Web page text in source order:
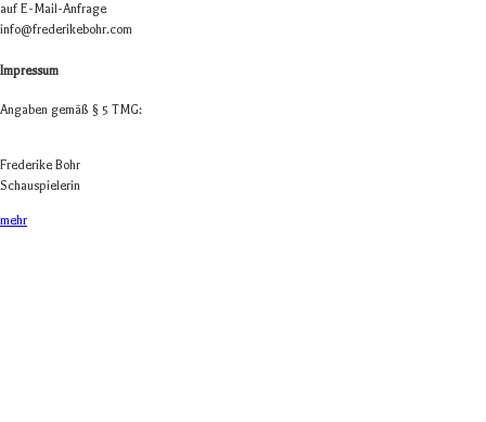
auf E-Mail-Anfrage
info@frederikebohr.com
Impressum
Anga­ben gemäß § 5 TMG:
Fre­de­rike Bohr
Schauspielerin
mehr